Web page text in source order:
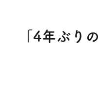
「4年ぶり